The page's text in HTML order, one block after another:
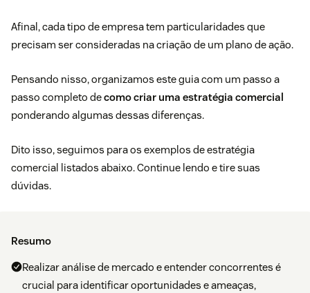
Afinal, cada tipo de empresa tem particularidades que
precisam ser consideradas na criação de um plano de ação.
Pensando nisso, organizamos este guia com um passo a
passo completo decomo criar uma estratégia comercial
ponderando algumas dessas diferenças.
Dito isso, seguimos para os exemplos de estratégia
comercial listados abaixo. Continue lendo e tire suas
dúvidas.
Resumo
Realizar análise de mercado e entender concorrentes é
crucial para identificar oportunidades e ameaças,